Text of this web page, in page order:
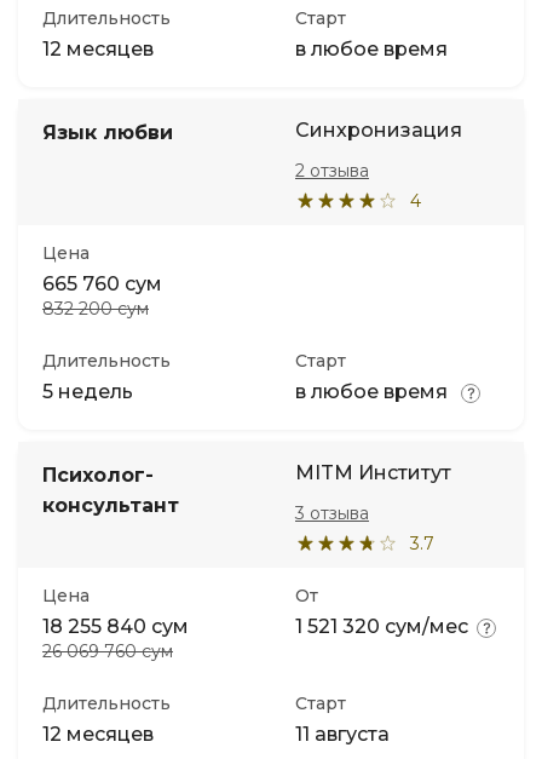
Длительность
12 месяцев
Старт
в любое время
Язык любви Синхронизация
4
2 отзыва
Цена
665 760 сум
832 200 сум
Длительность
5 недель
Старт
в любое время
Психолог-
консультант
MITM Институт
3.7
3 отзыва
Цена
18 255 840 сум
26 069 760 сум
От
1 521 320 сум/мес
Длительность
12 месяцев
Старт
11 августа